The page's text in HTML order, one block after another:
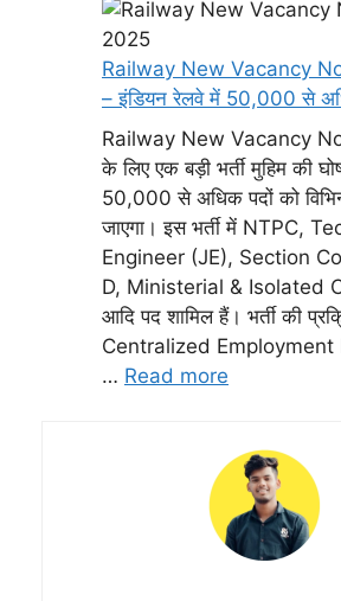
Railway New Vacancy
– इंडियन रेलवे में 50,000 से
Railway New Vacancy
के लिए एक बड़ी भर्ती मुहिम की
50,000 से अधिक पदों को
जाएगा। इस भर्ती में NTPC,
Engineer (JE), Section
D, Ministerial & Isolated
आदि पद शामिल हैं। भर्ती की
Centralized Employment
… Read more